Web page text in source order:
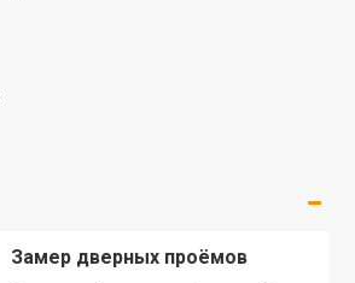
Замер дверных проёмов